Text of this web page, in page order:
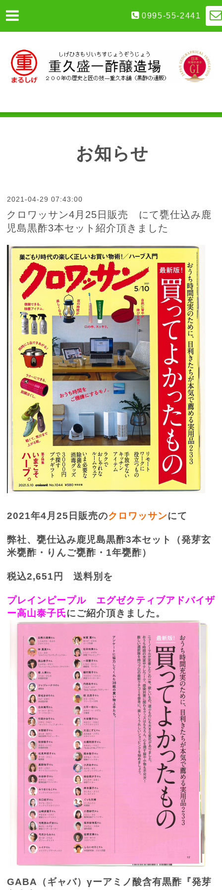
0995-55-2441
お知らせ
2021-04-29 07:43:00
クロワッサン4月25日販売 にて甕仕込み鹿
児島黒酢3本セット紹介頂きました
2021年4月25 日販売のクロワッサンにて
弊社、甕仕込み鹿児島黒酢3本セット（発芽玄
米甕酢・りんご甕酢・ 1年甕酢）
税込2,651 円 送料別を
プレインピープル エグゼクティブアドバイザ
ー高山泰子氏にご紹介頂きました。
GABA （ギャバ）γーアミノ酸含有黒酢『発芽